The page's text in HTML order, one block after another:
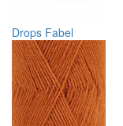
Drops Fabel